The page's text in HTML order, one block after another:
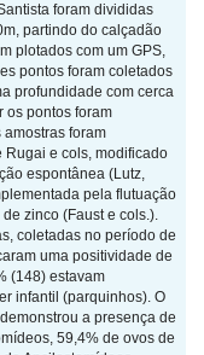
foram divididas
partindo do calçadão
plotados com um GPS,
pontos foram coletados
profundidade com cerca
os pontos foram
foram
e cols, modificado
espontânea (Lutz,
pela flutuação
zinco (Faust e cols.).
coletadas no período de
uma positividade de
(148) estavam
infantil (parquinhos). O
a presença de
59,4% de ovos de